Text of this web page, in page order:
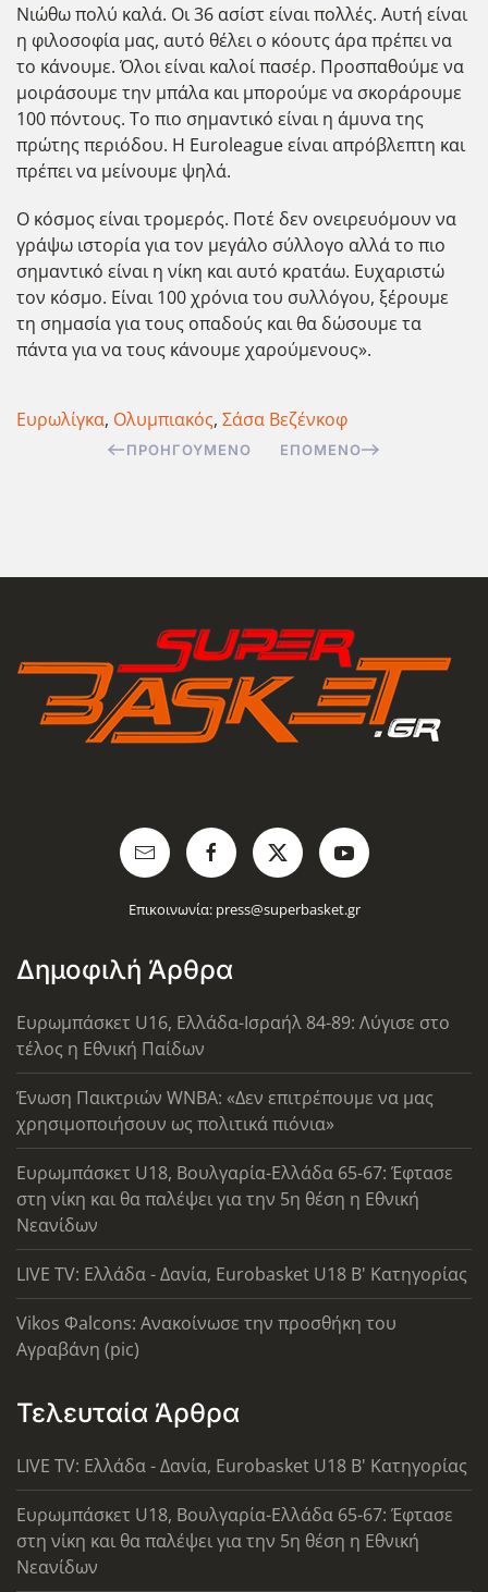
Νιώθω πολύ καλά. Οι 36 ασίστ είναι πολλές. Αυτή είναι
η φιλοσοφία μας, αυτό θέλει ο κόουτς άρα πρέπει να
το κάνουμε. Όλοι είναι καλοί πασέρ. Προσπαθούμε να
μοιράσουμε την μπάλα και μπορούμε να σκοράρουμε
100 πόντους. Το πιο σημαντικό είναι η άμυνα της
πρώτης περιόδου. Η Euroleague είναι απρόβλεπτη και
πρέπει να μείνουμε ψηλά.
Ο κόσμος είναι τρομερός. Ποτέ δεν ονειρευόμουν να
γράψω ιστορία για τον μεγάλο σύλλογο αλλά το πιο
σημαντικό είναι η νίκη και αυτό κρατάω. Ευχαριστώ
τον κόσμο. Είναι 100 χρόνια του συλλόγου, ξέρουμε
τη σημασία για τους οπαδούς και θα δώσουμε τα
πάντα για να τους κάνουμε χαρούμενους».
Ευρωλίγκα, Ολυμπιακός, Σάσα Βεζένκοφ
ΠΡΟΗΓΟΎΜΕΝΟ ΕΠΌΜΕΝΟ
Επικοινωνία: press@superbasket.gr
Δημοφιλή Άρθρα
Ευρωμπάσκετ U16, Ελλάδα-Ισραήλ 84-89: Λύγισε στο
τέλος η Εθνική Παίδων
Ένωση Παικτριών WNBA: «Δεν επιτρέπουμε να μας
χρησιμοποιήσουν ως πολιτικά πιόνια»
Ευρωμπάσκετ U18, Βουλγαρία-Ελλάδα 65-67: Έφτασε
στη νίκη και θα παλέψει για την 5η θέση η Εθνική
Νεανίδων
LIVE TV: Ελλάδα - Δανία, Eurobasket U18 Β' Κατηγορίας
Vikos Φalcons: Ανακοίνωσε την προσθήκη του
Αγραβάνη (pic)
Τελευταία Άρθρα
LIVE TV: Ελλάδα - Δανία, Eurobasket U18 Β' Κατηγορίας
Ευρωμπάσκετ U18, Βουλγαρία-Ελλάδα 65-67: Έφτασε
στη νίκη και θα παλέψει για την 5η θέση η Εθνική
Νεανίδων